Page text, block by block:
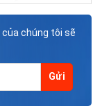
của chúng tôi sẽ